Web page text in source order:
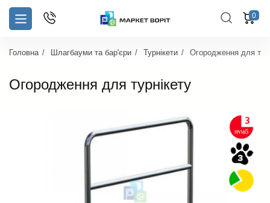
0
Головна Шлагбауми та бар'єри Турнікети Огородження для
Огородження для турнікету